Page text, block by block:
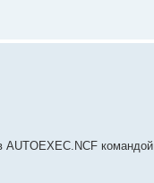
AUTOEXEC.NCF командой